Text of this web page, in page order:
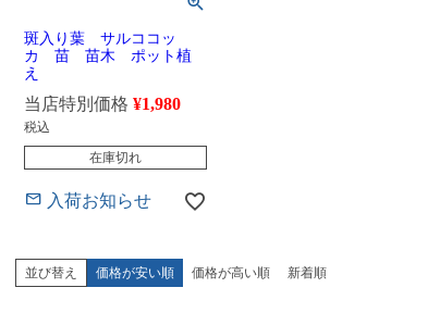
斑入り葉 サルココッ
カ 苗 苗木 ポット植
え
当店特別価格 ¥1,980
税込
在庫切れ
入荷お知らせ
並び替え 価格が安い順 価格が高い順 新着順